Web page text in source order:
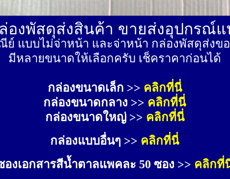
องพัสดุส่งสินค้า ขายส่งอุปกรณ์
ย์ แบบไม่จ่าหน้า และจ่าหน้า กล่องพัสดุส่งข
มีหลายขนาดให้เลือกครับ เช็คราคาก่อนได้
กล่องขนาดเล็ก >> คลิกที่นี่
กล่องขนาดกลาง >> คลิกที่นี่
กล่องขนาดใหญ่ >> คลิกที่นี่
กล่องแบบอื่นๆ >> คลิกที่นี่
องเอกสารสีน้ำตาลแพคละ 50 ซอง >> คลิกที่